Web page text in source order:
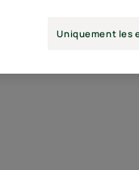
Uniquement les